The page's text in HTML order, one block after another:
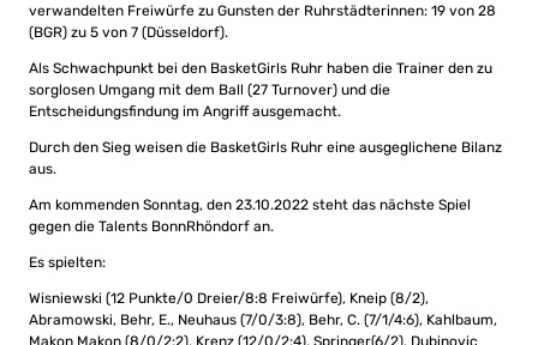
verwandelten Freiwürfe zu Gunsten der Ruhrstädterinnen: 19 von 28
(BGR) zu 5 von 7 (Düsseldorf).
Als Schwachpunkt bei den BasketGirls Ruhr haben die Trainer den zu
sorglosen Umgang mit dem Ball (27 Turnover) und die
Entscheidungsfindung im Angriff ausgemacht.
Durch den Sieg weisen die BasketGirls Ruhr eine ausgeglichene Bilanz
aus.
Am kommenden Sonntag, den 23.10.2022 steht das nächste Spiel
gegen die Talents BonnRhöndorf an.
Es spielten:
Wisniewski (12 Punkte/0 Dreier/8:8 Freiwürfe), Kneip (8/2),
Abramowski, Behr, E., Neuhaus (7/0/3:8), Behr, C. (7/1/4:6), Kahlbaum,